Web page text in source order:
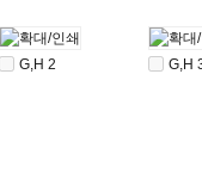
G,H 2 G,H